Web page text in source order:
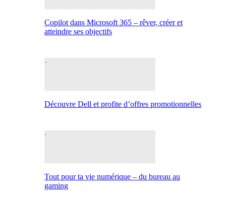
Copilot dans Microsoft 365 – rêver, créer et
atteindre ses objectifs
Découvre Dell et profite d’offres promotionnelles
Tout pour ta vie numérique – du bureau au
gaming